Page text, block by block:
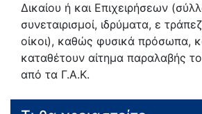
Δικαίου ή και Επιχειρήσεων
συνεταιρισμοί, ιδρύματα, ε
οίκοι), καθώς φυσικά πρόσωπα,
καταθέτουν αίτημα παραλαβής
από τα Γ.Α.Κ.